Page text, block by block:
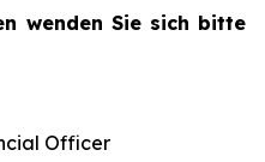
wenden Sie sich bitte
Officer